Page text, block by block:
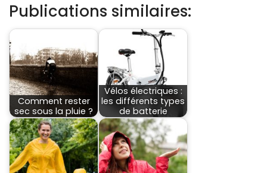
Publications similaires:
Comment rester
sec sous la pluie ?
Vélos électriques :
les différents types
de batterie